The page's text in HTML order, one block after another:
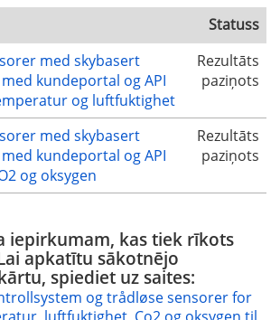
Statuss
med skybasert
kundeportal og API
og luftfuktighet
Rezultāts
paziņots
med skybasert
kundeportal og API
og oksygen
Rezultāts
paziņots
iepirkumam, kas tiek rīkots
apkatītu sākotnējo
spiediet uz saites:
og trådløse sensorer for